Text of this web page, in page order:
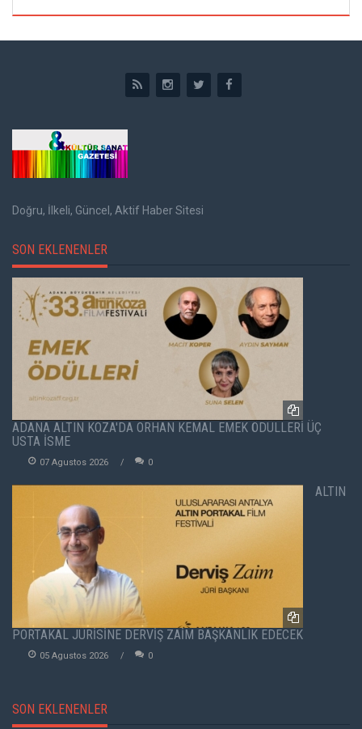
Doğru, İlkeli, Güncel, Aktif Haber Sitesi
SON EKLENENLER
ADANA ALTIN KOZA'DA ORHAN KEMAL EMEK ÖDÜLLERİ ÜÇ
USTA İSME
07 Agustos 2026 0
ALTIN
PORTAKAL JÜRİSİNE DERVİŞ ZAİM BAŞKANLIK EDECEK
05 Agustos 2026 0
SON EKLENENLER